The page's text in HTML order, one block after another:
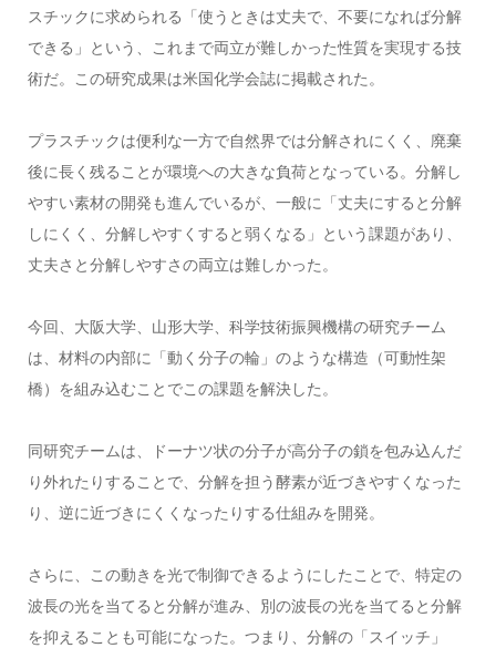
スチックに求められる「使うときは丈夫で、不要になれば分解
できる」という、これまで両立が難しかった性質を実現する技
術だ。この研究成果は米国化学会誌に掲載された。
プラスチックは便利な一方で自然界では分解されにくく、廃棄
後に長く残ることが環境への大きな負荷となっている。分解し
やすい素材の開発も進んでいるが、一般に「丈夫にすると分解
しにくく、分解しやすくすると弱くなる」という課題があり、
丈夫さと分解しやすさの両立は難しかった。
今回、大阪大学、山形大学、科学技術振興機構の研究チーム
は、材料の内部に「動く分子の輪」のような構造（可動性架
橋）を組み込むことでこの課題を解決した。
同研究チームは、ドーナツ状の分子が高分子の鎖を包み込んだ
り外れたりすることで、分解を担う酵素が近づきやすくなった
り、逆に近づきにくくなったりする仕組みを開発。
さらに、この動きを光で制御できるようにしたことで、特定の
波長の光を当てると分解が進み、別の波長の光を当てると分解
を抑えることも可能になった。つまり、分解の「スイッチ」